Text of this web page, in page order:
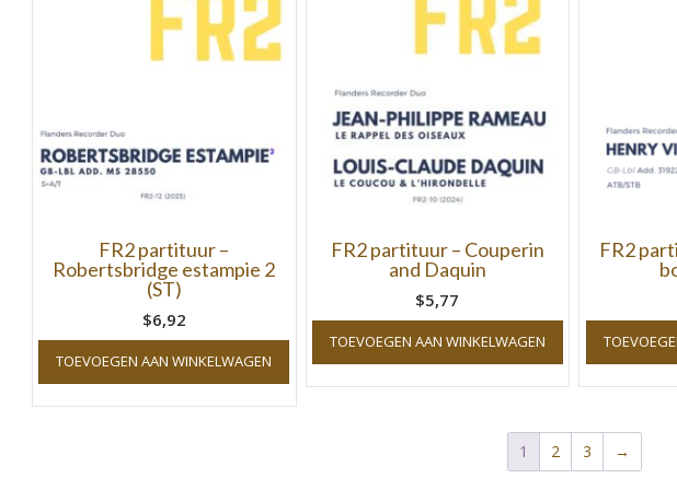
FR2 partituur –
Robertsbridge estampie 2
(ST)
$6,92
TOEVOEGEN AAN WINKELWAGEN
FR2 partituur – Couperin
and Daquin
$5,77
TOEVOEGEN AAN WINKELWAGEN
FR2
1 2 3 →